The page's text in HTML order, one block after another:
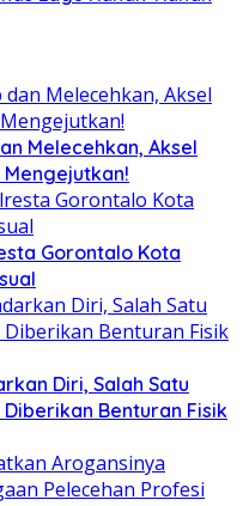
Melecehkan, Aksel
Gorontalo Kota
Diri, Salah Satu
Benturan Fisik